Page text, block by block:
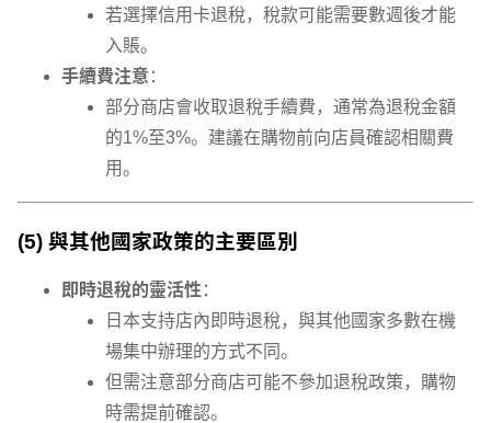
若選擇信用卡退稅，稅款可能需要數週後才能
入賬。
手續費注意 ：
部分商店會收取退稅手續費，通常為退稅金額
的1%至3%。建議在購物前向店員確認相關費
用。
(5) 與其他國家政策的主要區別
即時退稅的靈活性 ：
日本支持店內即時退稅，與其他國家多數在機
場集中辦理的方式不同。
但需注意部分商店可能不參加退稅政策，購物
時需提前確認。